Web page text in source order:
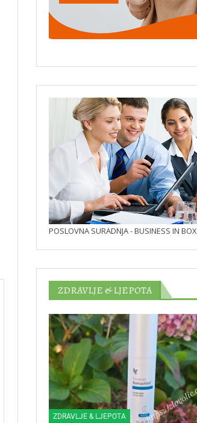
POSLOVNA SURADNJA - BUSINESS IN BOX
ZDRAVLJE & LJEPOTA
ZDRAVLJE & LJEPOTA